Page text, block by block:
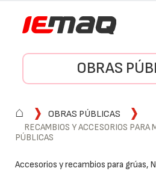
OBRAS
⌂
OBRAS PÚBLICAS
RECAMBIOS Y ACCESORIOS PARA
PÚBLICAS
Accesorios y recambios para grúas,